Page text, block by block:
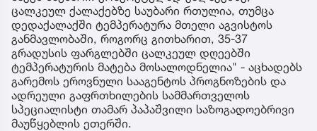
ცალკეულ ქალაქებზე საუბარი რთულია, თუმცა
დედაქალაქში ტემპერატურა მთელი აგვისტოს
განმავლობაში, როგორც გითხარით, 35-37
გრადუსის ფარგლებში ცალკეულ დღეებში
ტემპერატურის მატება მოსალოდნელია" - აცხადებს
გარემოს ეროვნული სააგენტოს პროგნოზების და
ადრეული გაფრთხილების სამმართველოს
სპეციალისტი თამარ პაპაშვილი საზოგადოებრივი
მაუწყებლის ეთერში.